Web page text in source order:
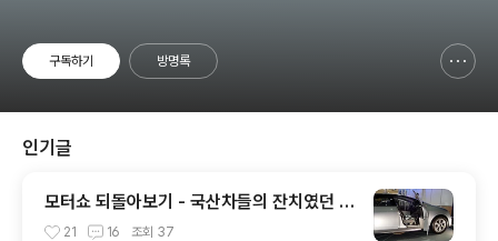
구독하기 방명록
인기글
모터쇼 되돌아보기 - 국산차들의 잔치였던 2
002 서울모터쇼
21 16 조회 37